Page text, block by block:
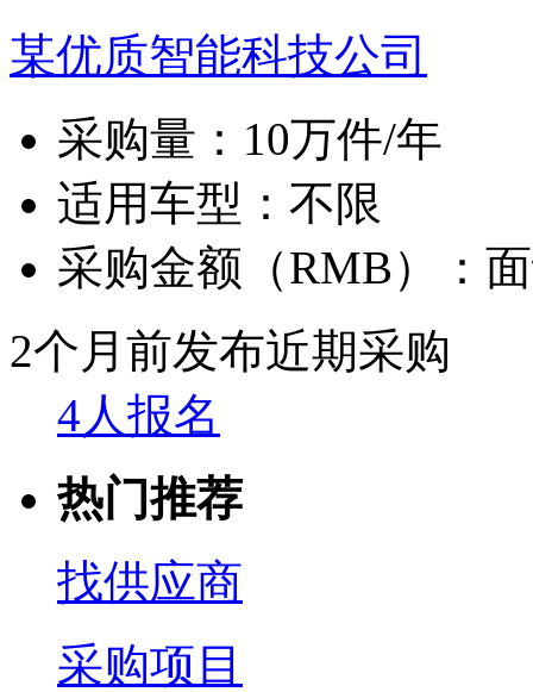
某优质智能科技公司
采购量： 10万件/年
适用车型： 不限
采购金额（RMB）：
2个月前发布近期采购
4人报名
热门推荐
找供应商
采购项目